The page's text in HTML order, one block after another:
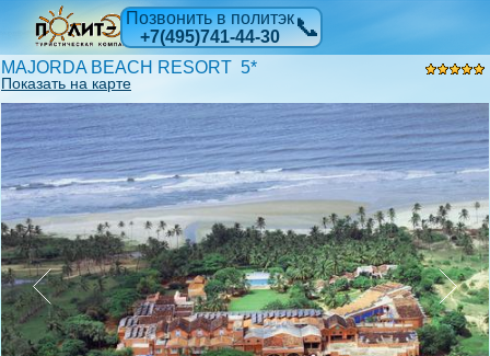
Позвонить в политэк
+7(495)741-44-30
📞
MAJORDA BEACH RESORT 5*
Показать на карте